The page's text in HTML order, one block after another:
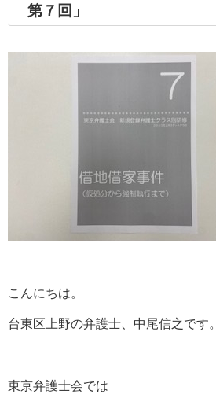
第７回」
こんにちは。
台東区上野の弁護士、中尾信之です。
東京弁護士会では